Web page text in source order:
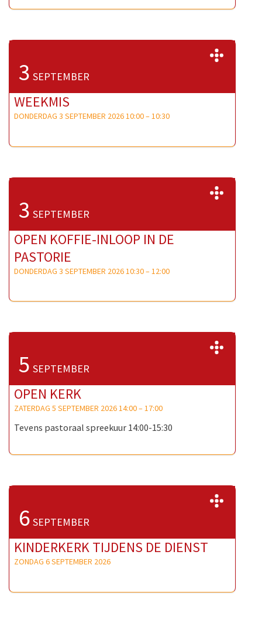
WEEKMIS
3 SEPTEMBER
DONDERDAG 3 SEPTEMBER 2026 10:00–10:30
OPEN KOFFIE-INLOOP IN DE
PASTORIE
3 SEPTEMBER
DONDERDAG 3 SEPTEMBER 2026 10:30–12:00
OPEN KERK
5 SEPTEMBER
ZATERDAG 5 SEPTEMBER 2026 14:00–17:00
Tevens pastoraal spreekuur 14:00-15:30
KINDERKERK TIJDENS DE DIENST
6 SEPTEMBER
ZONDAG 6 SEPTEMBER 2026